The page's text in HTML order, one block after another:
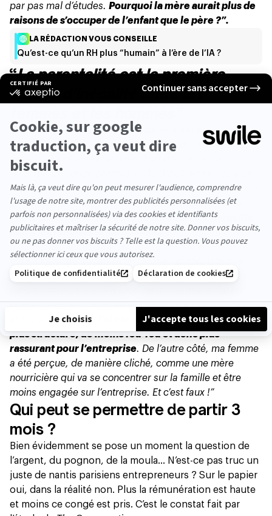
par pas mal d’études. Pourquoi la mère aurait plus de
raisons de s’occuper de l’enfant que le père ?”.
LA RÉDACTION VOUS CONSEILLE
Qu’est-ce qu’un RH plus “humain” à l’ère de l’IA ?
“La parentalité est la première
source d’inégalité entre les
Une charge mentale… et financière aussi pour les
mères. Selon l’INSEE, les femmes perdent environ25%
de leur salaire après l’arrivée d’un premier enfant
“Prendre un congé parental en tant qu’homme, ça a un
impact significatif sur la carrière de ma femme. Ça a été
prouvé par plusieurs économistes, dont Esther Duflo,
quela parentalité est la première source d’inégalité
entre les femmes et les hommes”, enclenche le daron.
Il subsiste encore un vrai décalage sur la vision de la
paternité et de la maternité.
ma femme. Elle a bossé dans des boites hyper
mon enfant, j’ai vu mon salaire augmenter de manière
assez significative.
J’ai été perçu comme quelqu’un de
plus structuré, de moins fou-fou et donc plus
rassurant pour l’entreprise. De l’autre côté, ma femme
a été perçue, de manière cliché, comme une mère
nourricière qui va se concentrer sur la famille et être
moins engagée sur l’entreprise. Et c’est faux !”
Qui peut se permettre de partir 3
mois ?
Bien évidemment se pose un moment la question de
l’argent, du pognon, de la moula… N’est-ce pas truc un
juste de nantis parisiens entrepreneurs ? Sur le papier
oui, dans la réalité non. Plus la rémunération est haute
et moins ce congé est pris. C’est le constat fait par